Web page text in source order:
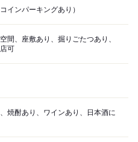
インパーキングあり）
間、座敷あり、掘りごたつあり、
可
焼酎あり、ワインあり、日本酒に